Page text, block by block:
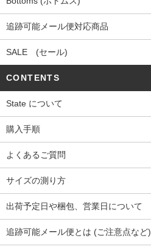
追跡可能メール便対応商品
SALE (セール)
CONTENTS
State について
購入手順
よくあるご質問
サイズの測り方
出荷予定日や梱包、営業日について
追跡可能メール便とは (ご注意点など)